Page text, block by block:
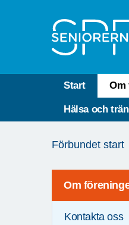
Start Om
Hälsa och
är
Förbundet start
Om
Kontakta oss